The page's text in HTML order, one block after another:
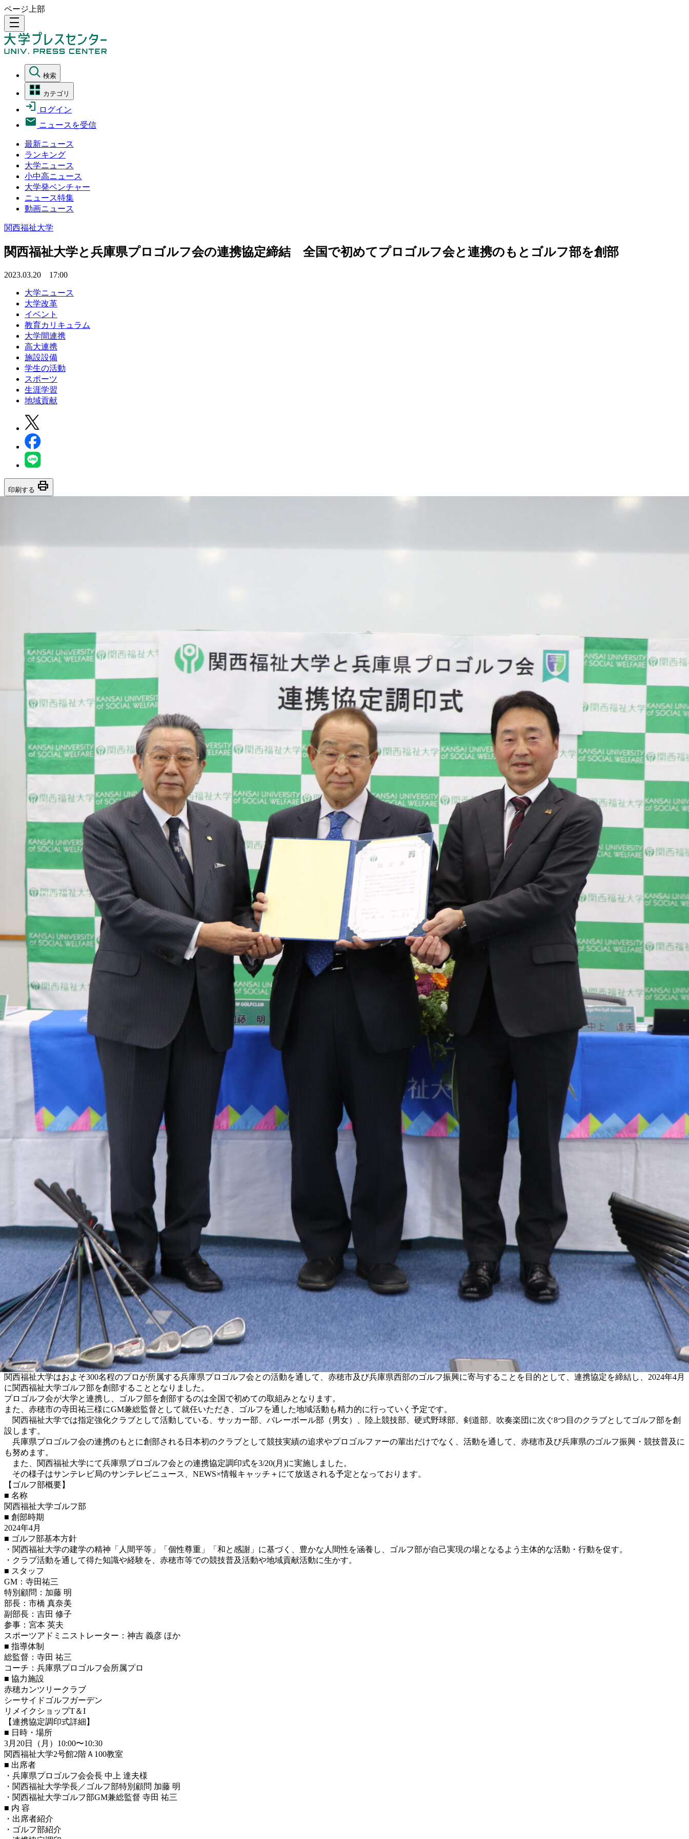
ページ上部
density_medium
検索
カテゴリ
ログイン
ニュースを受信
最新ニュース
ランキング
大学ニュース
小中高ニュース
大学発ベンチャー
ニュース特集
動画ニュース
関西福祉大学
関西福祉大学と兵庫県プロゴルフ会の連携協定締結 全国で初めてプロゴルフ会と連携のもとゴルフ部を創部
2023.03.20 17:00
大学ニュース
大学改革
イベント
教育カリキュラム
大学間連携
高大連携
施設設備
学生の活動
スポーツ
生涯学習
地域貢献
印刷する print
関西福祉大学はおよそ300名程のプロが所属する兵庫県プロゴルフ会との活動を通して、赤穂市及び兵庫県西部のゴルフ振興に寄与することを目的として、連携協定を締結し、2024年4月
に関西福祉大学ゴルフ部を創部することとなりました。
プロゴルフ会が大学と連携し、ゴルフ部を創部するのは全国で初めての取組みとなります。
また、赤穂市の寺田祐三様にGM兼総監督として就任いただき、ゴルフを通した地域活動も精力的に行っていく予定です。
関西福祉大学では指定強化クラブとして活動している、サッカー部、バレーボール部（男女）、陸上競技部、硬式野球部、剣道部、吹奏楽団に次ぐ8つ目のクラブとしてゴルフ部を創
設します。
兵庫県プロゴルフ会の連携のもとに創部される日本初のクラブとして競技実績の追求やプロゴルファーの輩出だけでなく、活動を通して、赤穂市及び兵庫県のゴルフ振興・競技普及に
も努めます。
また、関西福祉大学にて兵庫県プロゴルフ会との連携協定調印式を3/20(月)に実施しました。
その様子はサンテレビ局のサンテレビニュース、NEWS×情報キャッチ＋にて放送される予定となっております。
【ゴルフ部概要】
■ 名称
関西福祉大学ゴルフ部
■ 創部時期
2024年4月
■ ゴルフ部基本方針
・関西福祉大学の建学の精神「人間平等」「個性尊重」「和と感謝」に基づく、豊かな人間性を涵養し、ゴルフ部が自己実現の場となるよう主体的な活動・行動を促す。
・クラブ活動を通して得た知識や経験を、赤穂市等での競技普及活動や地域貢献活動に生かす。
■ スタッフ
GM：寺田祐三
特別顧問：加藤 明
部長：市橋 真奈美
副部長：吉田 修子
参事：宮本 英夫
スポーツアドミニストレーター：神吉 義彦 ほか
■ 指導体制
総監督：寺田 祐三
コーチ：兵庫県プロゴルフ会所属プロ
■ 協力施設
赤穂カンツリークラブ
シーサイドゴルフガーデン
リメイクショップT＆I
【連携協定調印式詳細】
■ 日時・場所
3月20日（月）10:00〜10:30
関西福祉大学2号館2階Ａ100教室
■ 出席者
・兵庫県プロゴルフ会会長 中上 達夫様
・関西福祉大学学長／ゴルフ部特別顧問 加藤 明
・関西福祉大学ゴルフ部GM兼総監督 寺田 祐三
■ 内 容
・出席者紹介
・ゴルフ部紹介